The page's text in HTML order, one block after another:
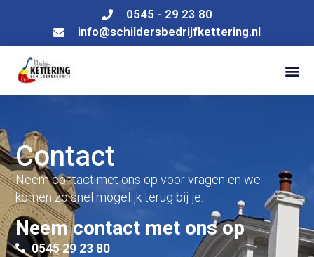
0545 - 29 23 80
info@schildersbedrijfkettering.nl
Contact
Neem contact met ons op voor vragen en we
komen zo snel mogelijk terug bij je.
Neem contact met ons op
0545 29 23 80